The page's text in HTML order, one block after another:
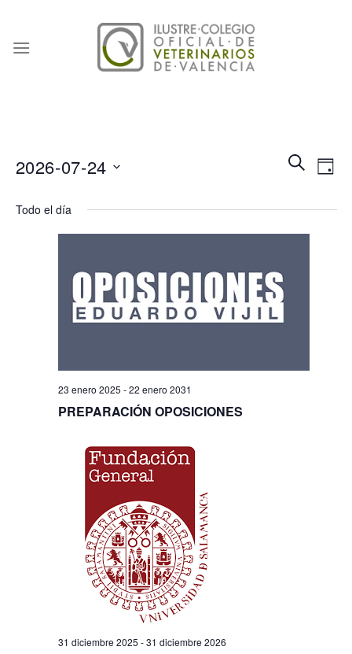
content
y
BUSCAR
DÍA
2026-07-24
fecha.
Todo el día
23 enero 2025 -22 enero 2031
PREPARACIÓN OPOSICIONES
31 diciembre 2025 -31 diciembre 2026